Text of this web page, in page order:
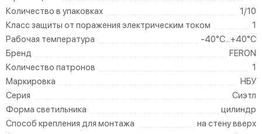
Количество в упаковках
1/10
Класс защиты от поражения электрическим током
1
Рабочая температура
-40°C...+40°C
Бренд
FERON
Количество патронов
1
Маркировка
НБУ
Серия
Сиэтл
Форма светильника
цилиндр
Способ крепления для монтажа
на стену вверх